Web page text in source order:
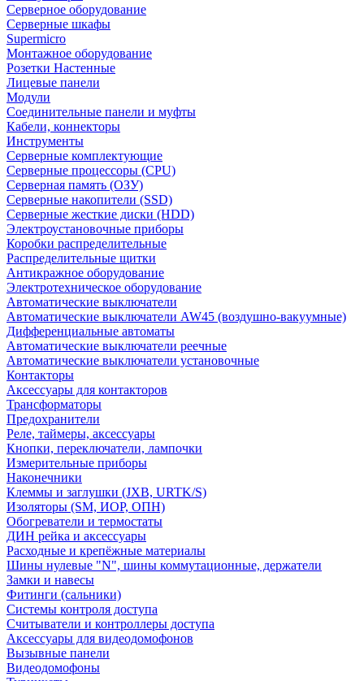
Серверное оборудование
Серверные шкафы
Supermicro
Монтажное оборудование
Розетки Настенные
Лицевые панели
Модули
Соединительные панели и муфты
Кабели, коннекторы
Инструменты
Серверные комплектующие
Серверные процессоры (CPU)
Серверная память (ОЗУ)
Серверные накопители (SSD)
Серверные жесткие диски (HDD)
Электроустановочные приборы
Коробки распределительные
Распределительные щитки
Антикражное оборудование
Электротехническое оборудование
Автоматические выключатели
Автоматические выключатели AW45 (воздушно-вакуумные)
Дифференциальные автоматы
Автоматические выключатели реечные
Автоматические выключатели установочные
Контакторы
Аксессуары для контакторов
Трансформаторы
Предохранители
Реле, таймеры, аксессуары
Кнопки, переключатели, лампочки
Измерительные приборы
Наконечники
Клеммы и заглушки (JXB, URTK/S)
Изоляторы (SM, ИОР, ОПН)
Обогреватели и термостаты
ДИН рейка и аксессуары
Расходные и крепёжные материалы
Шины нулевые "N", шины коммутационные, держатели
Замки и навесы
Фитинги (сальники)
Системы контроля доступа
Считыватели и контроллеры доступа
Аксессуары для видеодомофонов
Вызывные панели
Видеодомофоны